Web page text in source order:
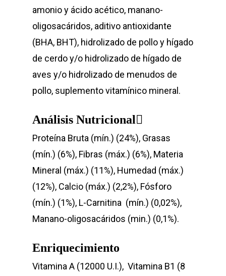
amonio y ácido acético, manano-
oligosacáridos, aditivo antioxidante
(BHA, BHT), hidrolizado de pollo y hígado
de cerdo y/o hidrolizado de hígado de
aves y/o hidrolizado de menudos de
pollo, suplemento vitamínico mineral.
Análisis Nutricional
Proteína Bruta (mín.) (24%), Grasas
(mín.) (6%), Fibras (máx.) (6%), Materia
Mineral (máx.) (11%), Humedad (máx.)
(12%), Calcio (máx.) (2,2%), Fósforo
(mín.) (1%), L-Carnitina (mín.) (0,02%),
Manano-oligosacáridos (min.) (0,1%).
Enriquecimiento
Vitamina A (12000 U.I.), Vitamina B1 (8
Vita